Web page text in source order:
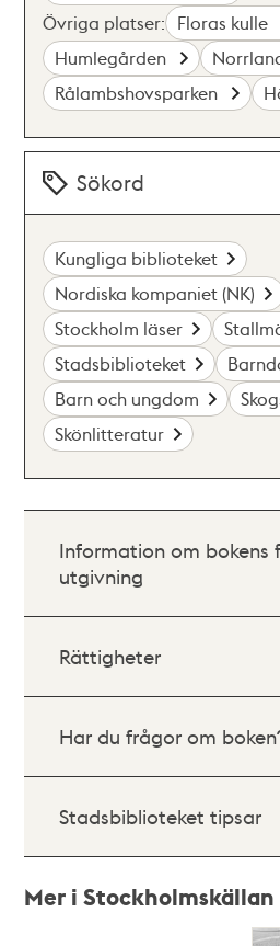
Övriga platser: Floras kulle
Humlegården
Rålambshovsparken
Sökord
Kungliga biblioteket
Nordiska kompaniet (NK)
Stockholm läser
Stadsbiblioteket
Barn och ungdom
Skönlitteratur
Information om
utgivning
Rättigheter
Har du frågor om
Stadsbiblioteket tipsar
Mer i Stockholmskällan